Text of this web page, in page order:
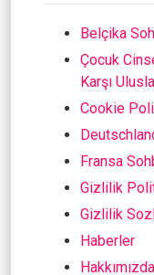
Belçika
Çocuk
Karşı
Cookie
Fransa
Gizlilik
Gizlilik
Haberler
Hakkımızda